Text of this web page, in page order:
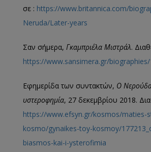
σε : https://www.britannica.com/
Neruda/Later-years
Σαν σήμερα, Γκαμπριέλα Μιστράλ.
https://www.sansimera.gr/
Εφημερίδα των συντακτών, Ο
υστεροφημία, 27 δεκεμβρίου 2018.
https://www.efsyn.gr/kosmos/maties-
kosmo/gynaikes-toy-kosmoy/
biasmos-kai-i-ysterofimia